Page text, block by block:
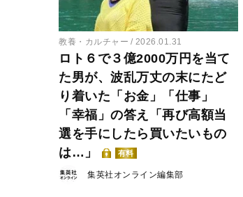
教養・カルチャー 2026.01.31
ロト６で３億2000万円を当て
た男が、波乱万丈の末にたど
り着いた「お金」「仕事」
「幸福」の答え「再び高額当
選を手にしたら買いたいもの
は…」
有料
集英社オンライン編集部